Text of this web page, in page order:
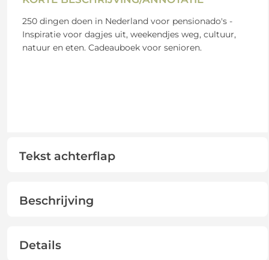
250 dingen doen in Nederland voor pensionado's -
Inspiratie voor dagjes uit, weekendjes weg, cultuur,
natuur en eten. Cadeauboek voor senioren.
Tekst achterflap
Beschrijving
Details